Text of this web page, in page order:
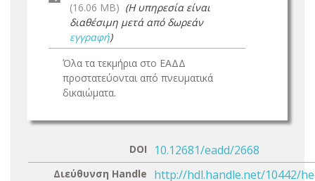
(16.06 MB) (Η υπηρεσία είναι
διαθέσιμη μετά από δωρεάν
εγγραφή)
Όλα τα τεκμήρια στο ΕΑΔΔ
προστατεύονται από πνευματικά
δικαιώματα.
DOI 10.12681/eadd/2668
Διεύθυνση Handle http://hdl.handle.net/10442/